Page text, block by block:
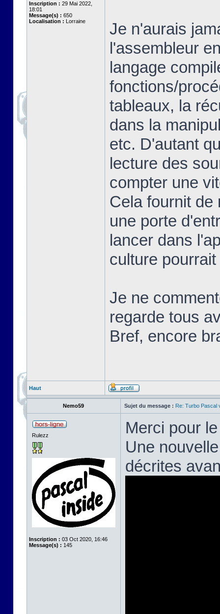
Inscription : 29 Mai 2022,
18:01
Message(s) : 650
Localisation : Lorraine
Je n'aurais
l'assembleur
langage
fonctions/
tableaux, la
dans la
etc. D'autant
lecture des
compter une
Cela fournit de
une porte
lancer dans
culture
Je ne
regarde tous
Bref, encore
Haut
Nemo59 Sujet du message : Re: Turbo Pascal
Rulezz
Inscription : 03 Oct 2020, 16:46
Message(s) : 145
Merci pour
Une
décrites